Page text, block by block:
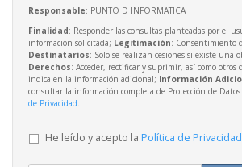
Responsable: PUNTO D INFORMATICA
Finalidad: Responder las consultas planteadas por el
información solicitada; Legitimación: Consentimiento
Destinatarios: Solo se realizan cesiones si existe una
Derechos: Acceder, rectificar y suprimir, así como otros
indica en la información adicional; Información
consultar la información completa de Protección de
de Privacidad
He leído y acepto la Política de Privacidad